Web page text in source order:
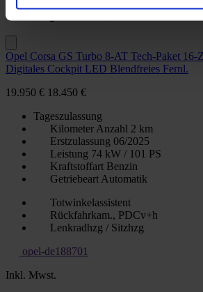
2
Opel Corsa GS Turbo 8-AT Tech-Paket
Digitales Cockpit LED Blendfreies Fernl.
19.950 € 18.450 €
Tageszulassung
Kilometer Anzahl 2 km
Erstzulassung 06/2025
Leistung 74 kW / 101 PS
Kraftstoffart Benzin
Getriebeart Automatik
Totwinkelassistent
Rückfahrkam., PDCv+h
Lenkradhzg / Sitzhzg
opel-de188701
Inkl. Mwst.